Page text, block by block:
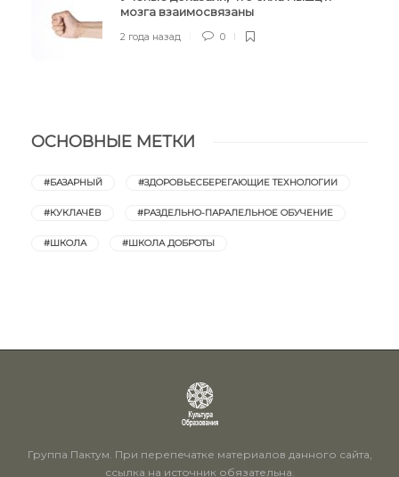
мозга взаимосвязаны
2 года назад 0
ОСНОВНЫЕ МЕТКИ
#БАЗАРНЫЙ #ЗДОРОВЬЕСБЕРЕГАЮЩИЕ ТЕХНОЛОГИИ
#КУКЛАЧЁВ #РАЗДЕЛЬНО-ПАРАЛЕЛЬНОЕ ОБУЧЕНИЕ
#ШКОЛА #ШКОЛА ДОБРОТЫ
Группа Пактум. При перепечатке материалов данного сайта,
ссылка на источник обязательна.